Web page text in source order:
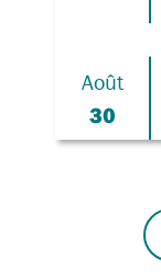
Août
30